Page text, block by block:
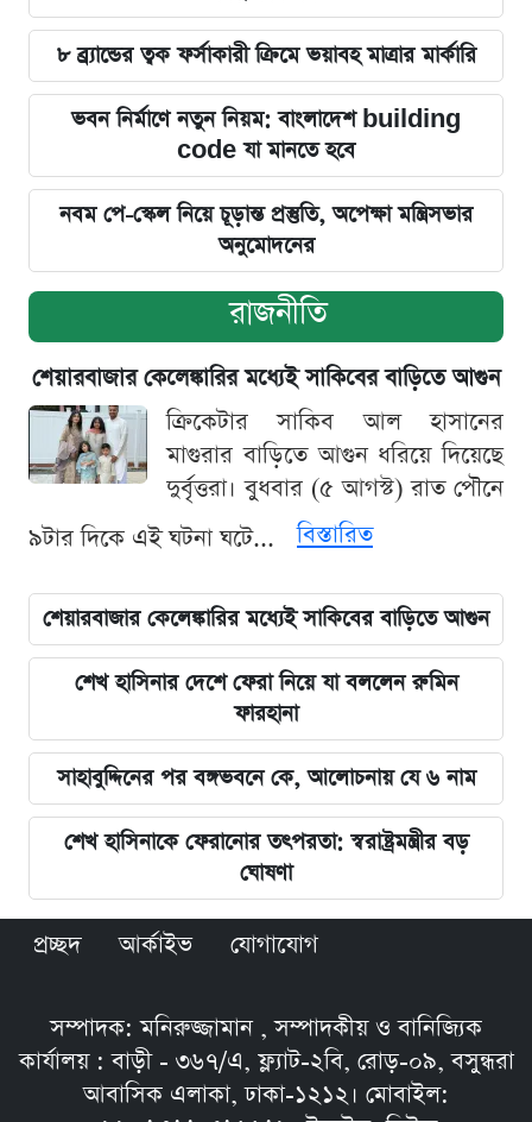
৮ ব্র্যান্ডের ত্বক ফর্সাকারী ক্রিমে ভয়াবহ মাত্রার মার্কারি
ভবন নির্মাণে নতুন নিয়ম: বাংলাদেশ building
code যা মানতে হবে
নবম পে-স্কেল নিয়ে চূড়ান্ত প্রস্তুতি, অপেক্ষা মন্ত্রিসভার
অনুমোদনের
রাজনীতি
শেয়ারবাজার কেলেঙ্কারির মধ্যেই সাকিবের বাড়িতে আগুন
ক্রিকেটার সাকিব আল হাসানের
মাগুরার বাড়িতে আগুন ধরিয়ে দিয়েছে
দুর্বৃত্তরা। বুধবার (৫ আগস্ট) রাত পৌনে
৯টার দিকে এই ঘটনা ঘটে...
বিস্তারিত
শেয়ারবাজার কেলেঙ্কারির মধ্যেই সাকিবের বাড়িতে আগুন
শেখ হাসিনার দেশে ফেরা নিয়ে যা বললেন রুমিন
ফারহানা
সাহাবুদ্দিনের পর বঙ্গভবনে কে, আলোচনায় যে ৬ নাম
শেখ হাসিনাকে ফেরানোর তৎপরতা: স্বরাষ্ট্রমন্ত্রীর বড়
ঘোষণা
প্রচ্ছদ আর্কাইভ যোগাযোগ
সম্পাদক: মনিরুজ্জামান , সম্পাদকীয় ও বানিজ্যিক
কার্যালয় : বাড়ী - ৩৬৭/এ, ফ্ল্যাট-২বি, রোড়-০৯, বসুন্ধরা
আবাসিক এলাকা, ঢাকা-১২১২। মোবাইল: